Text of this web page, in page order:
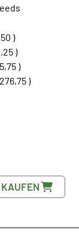
)
)
)
)
KAUFEN